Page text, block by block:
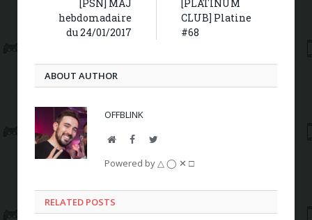
[PSN] MAJ
hebdomadaire
du 24/01/2017
[PLATINUM
CLUB] Platine
#68
ABOUT AUTHOR
OFFBLINK
WebsiteFacebookTwitter
Powered by △ ◯ ✕ □
RELATED POSTS